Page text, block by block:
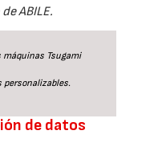
ABILE.
Tsugami
de datos